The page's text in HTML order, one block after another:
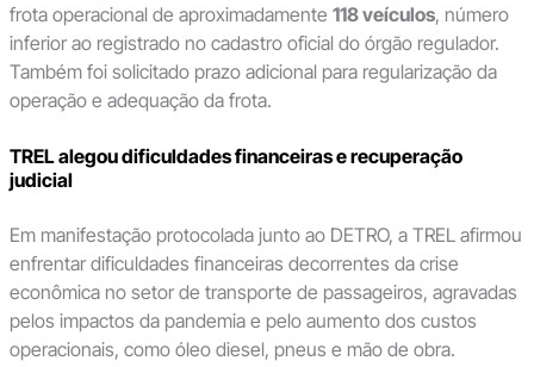
frota operacional de aproximadamente 118 veículos, número
inferior ao registrado no cadastro oficial do órgão regulador.
Também foi solicitado prazo adicional para regularização da
operação e adequação da frota.
TREL alegou dificuldades financeiras e recuperação
judicial
Em manifestação protocolada junto ao DETRO, a TREL afirmou
enfrentar dificuldades financeiras decorrentes da crise
econômica no setor de transporte de passageiros, agravadas
pelos impactos da pandemia e pelo aumento dos custos
operacionais, como óleo diesel, pneus e mão de obra.